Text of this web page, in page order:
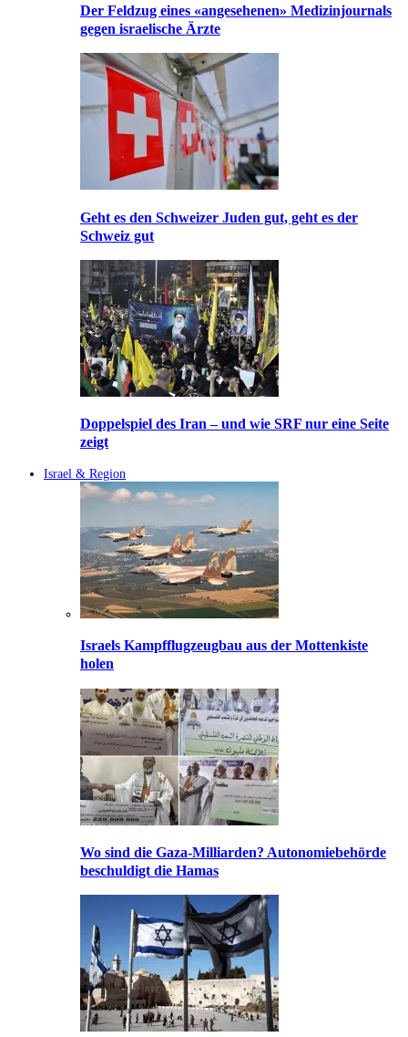
Der Feldzug eines «angesehenen» Medizinjournals
gegen israelische Ärzte
Geht es den Schweizer Juden gut, geht es der
Schweiz gut
Doppelspiel des Iran – und wie SRF nur eine Seite
zeigt
Israel & Region
Israels Kampfflugzeugbau aus der Mottenkiste
holen
Wo sind die Gaza-Milliarden? Autonomiebehörde
beschuldigt die Hamas